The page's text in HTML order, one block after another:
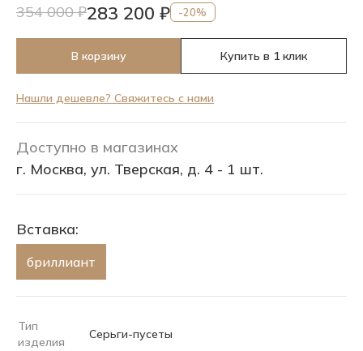
354 000 ₽283 200 ₽ -20%
В корзину Купить в 1 клик
Нашли дешевле? Свяжитесь с нами
Доступно в магазинах
г. Москва, ул. Тверская, д. 4 - 1 шт.
Вставка:
бриллиант
Тип
изделия
Серьги-пусеты